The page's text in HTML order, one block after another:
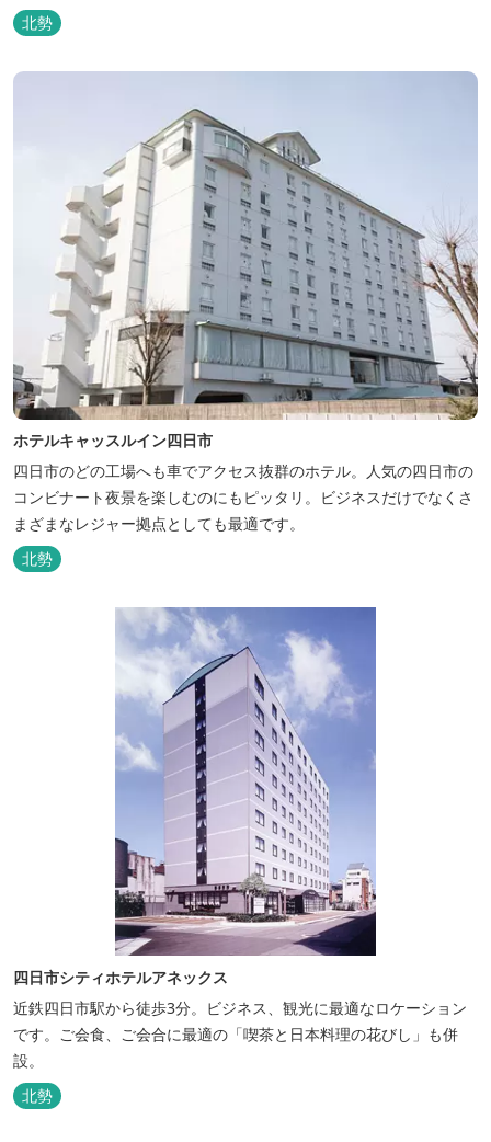
北勢
ホテルキャッスルイン四日市
四日市のどの工場へも車でアクセス抜群のホテル。人気の四日市の
コンビナート夜景を楽しむのにもピッタリ。ビジネスだけでなくさ
まざまなレジャー拠点としても最適です。
北勢
四日市シティホテルアネックス
近鉄四日市駅から徒歩3分。ビジネス、観光に最適なロケーション
です。ご会食、ご会合に最適の「喫茶と日本料理の花びし」も併
設。
北勢